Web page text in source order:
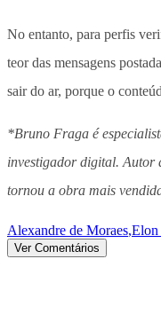
No entanto, para perfis
teor das mensagens
sair do ar, porque o
*Bruno Fraga é
investigador digital. Autor
tornou a obra mais
Alexandre de Moraes,
Ver Comentários